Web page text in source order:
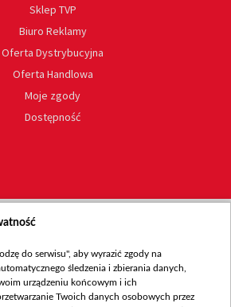
Sklep TVP
Biuro Reklamy
Oferta Dystrybucyjna
Oferta Handlowa
Moje zgody
Dostępność
do serwisu", aby wyrazić zgody na
śledzenia i zbierania danych,
urządzeniu końcowym i ich
Twoich danych osobowych przez